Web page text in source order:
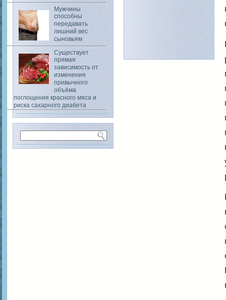
Мужчины
способны
передавать
лишний вес
сыновьям
Существует
прямая
зависимость от
изменения
привычного
объёма
поглощения красного мяса и
риска сахарного диабета